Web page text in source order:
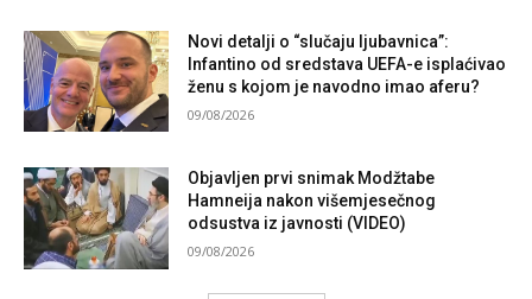
Novi detalji o “slučaju ljubavnica”:
Infantino od sredstava UEFA-e isplaćivao
ženu s kojom je navodno imao aferu?
09/08/2026
Objavljen prvi snimak Modžtabe
Hamneija nakon višemjesečnog
odsustva iz javnosti (VIDEO)
09/08/2026